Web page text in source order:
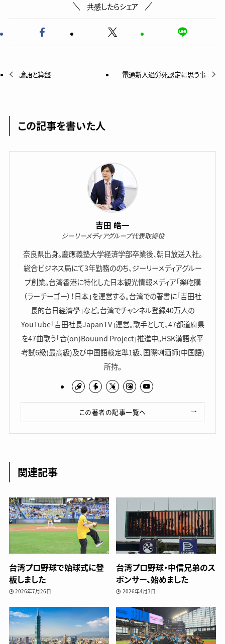
共感したらシェア
論語と算盤 電通新人過労死認定に思う事
この記事を書いた人
吉田 皓一
ジーリーメディアグループ代表取締役
奈良県出身。慶應義塾大学経済学部卒業後、朝日放送入社。
総合ビジネス局にて3年勤務ののち、ジーリーメディアグルー
プ創業。台湾香港に特化した日本観光情報メディア「樂吃購
（ラーチーゴー）！日本」を運営する。台湾での著書に「吉田社
長的台日經濟學」など。台湾でチャンネル登録40万人の
YouTube「吉田社長JapanTV」運営。歌手として、47都道府県
を47曲歌う「音(on)Bouund Project」推進中。HSK漢語水平
考試6級(最高級)及び中国語検定準1級、国際唎酒師(中国語)
所持。
この著者の記事一覧へ
関連記事
台湾プロ野球で始球式に登
板しました
2026年7月26日
台湾プロ野球・中信兄弟のス
ポンサー、始めました
2026年4月3日